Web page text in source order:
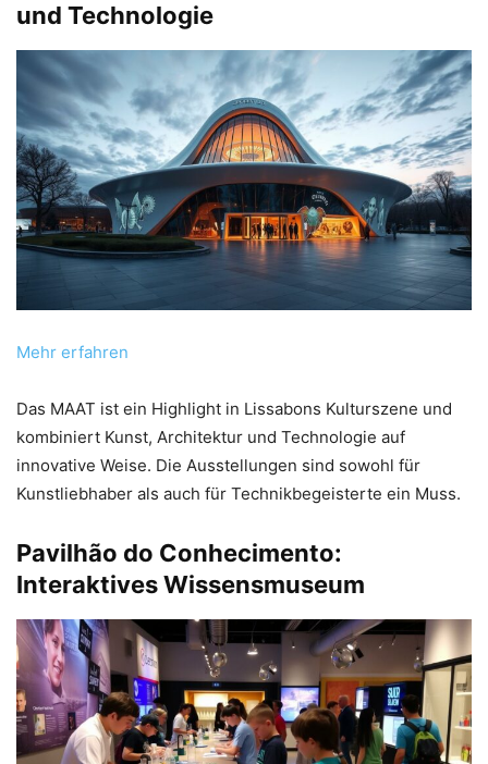
und Technologie
Mehr erfahren
Das MAAT ist ein Highlight in Lissabons Kulturszene und
kombiniert Kunst, Architektur und Technologie auf
innovative Weise. Die Ausstellungen sind sowohl für
Kunstliebhaber als auch für Technikbegeisterte ein Muss.
Pavilhão do Conhecimento:
Interaktives Wissensmuseum